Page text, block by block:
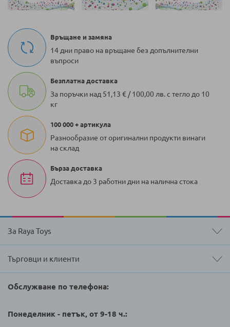
Връщане и замяна
14 дни право на връщане без допълнителни
въпроси
Безплатна доставка
За поръчки над 51,13 € / 100,00 лв. с тегло до 10
кг
100 000 + артикула
Разнообразие от оригинални продукти винаги
на склад
Бърза доставка
Доставка до 3 работни дни на налична стока
За Raya Toys
Търговци и клиенти
Обслужване по телефона:
Понеделник - петък, от 9-18 ч.: